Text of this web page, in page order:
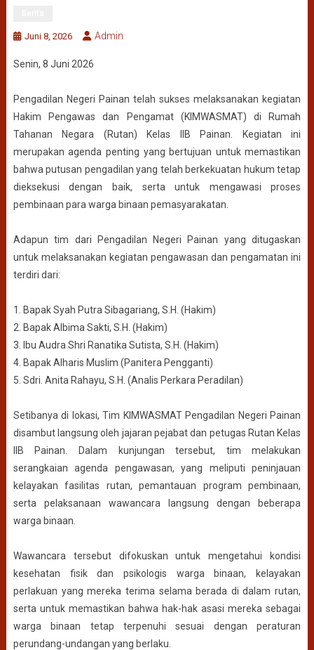
Juni 8, 2026 Admin
Senin, 8 Juni 2026
Pengadilan Negeri Painan telah sukses melaksanakan kegiatan
Hakim Pengawas dan Pengamat (KIMWASMAT) di Rumah
Tahanan Negara (Rutan) Kelas IIB Painan. Kegiatan ini
merupakan agenda penting yang bertujuan untuk memastikan
bahwa putusan pengadilan yang telah berkekuatan hukum tetap
dieksekusi dengan baik, serta untuk mengawasi proses
pembinaan para warga binaan pemasyarakatan.
Adapun tim dari Pengadilan Negeri Painan yang ditugaskan
untuk melaksanakan kegiatan pengawasan dan pengamatan ini
terdiri dari:
1. Bapak Syah Putra Sibagariang, S.H. (Hakim)
2. Bapak Albima Sakti, S.H. (Hakim)
3. Ibu Audra Shri Ranatika Sutista, S.H. (Hakim)
4. Bapak Alharis Muslim (Panitera Pengganti)
5. Sdri. Anita Rahayu, S.H. (Analis Perkara Peradilan)
Setibanya di lokasi, Tim KIMWASMAT Pengadilan Negeri Painan
disambut langsung oleh jajaran pejabat dan petugas Rutan Kelas
IIB Painan. Dalam kunjungan tersebut, tim melakukan
serangkaian agenda pengawasan, yang meliputi peninjauan
kelayakan fasilitas rutan, pemantauan program pembinaan,
serta pelaksanaan wawancara langsung dengan beberapa
warga binaan.
Wawancara tersebut difokuskan untuk mengetahui kondisi
kesehatan fisik dan psikologis warga binaan, kelayakan
perlakuan yang mereka terima selama berada di dalam rutan,
serta untuk memastikan bahwa hak-hak asasi mereka sebagai
warga binaan tetap terpenuhi sesuai dengan peraturan
perundang-undangan yang berlaku.